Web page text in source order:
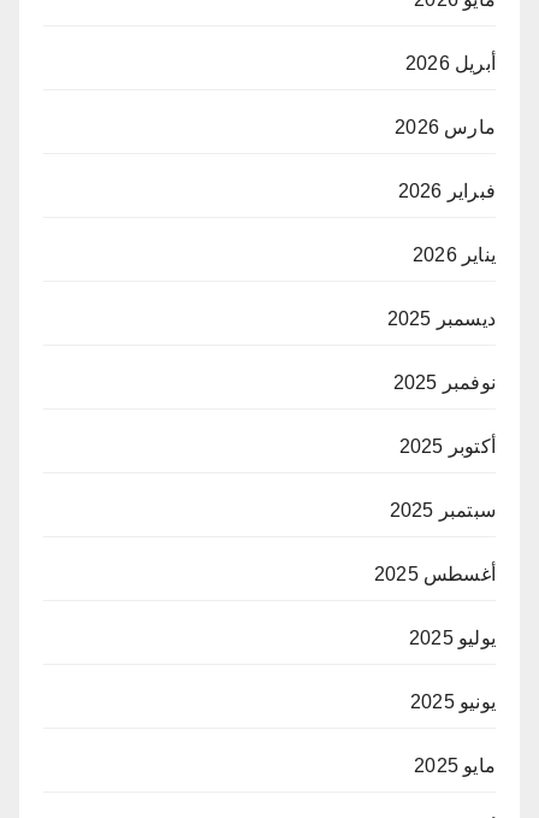
أبريل 2026
مارس 2026
فبراير 2026
يناير 2026
ديسمبر 2025
نوفمبر 2025
أكتوبر 2025
سبتمبر 2025
أغسطس 2025
يوليو 2025
يونيو 2025
مايو 2025